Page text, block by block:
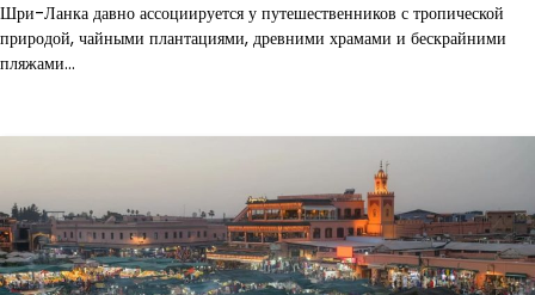
Шри-Ланка давно ассоциируется у путешественников с тропической
природой, чайными плантациями, древними храмами и бескрайними
пляжами…